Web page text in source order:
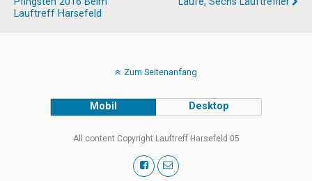
Lauftreff Harsefeld
Zum Seitenanfang
Mobil Desktop
All content Copyright Lauftreff Harsefeld 05